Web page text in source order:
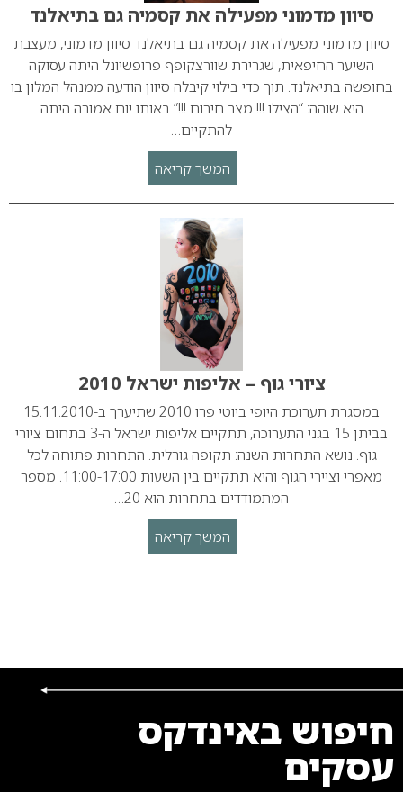
סיוון מדמוני מפעילה את קסמיה גם בתיאלנד
סיוון מדמוני מפעילה את קסמיה גם בתיאלנד סיוון מדמוני, מעצבת
השיער החיפאית, שגרירת שוורצקופף פרופשיונל היתה עסוקה
בחופשה בתיאלנד. תוך כדי בילוי קיבלה סיוון הודעה ממנהל המלון בו
היא שוהה: “הצילו !!! מצב חירום !!!” באותו יום אמורה היתה
להתקיים…
המשך קריאה
ציורי גוף – אליפות ישראל 2010
במסגרת תערוכת היופי ביוטי פרו 2010 שתיערך ב-15.11.2010
בביתן 15 בגני התערוכה, תתקיים אליפות ישראל ה-3 בתחום ציורי
גוף. נושא התחרות השנה: תקופה גורלית. התחרות פתוחה לכל
מאפרי וציירי הגוף והיא תתקיים בין השעות 11:00-17:00. מספר
המתמודדים בתחרות הוא 20…
המשך קריאה
חיפוש באינדקס
עסקים